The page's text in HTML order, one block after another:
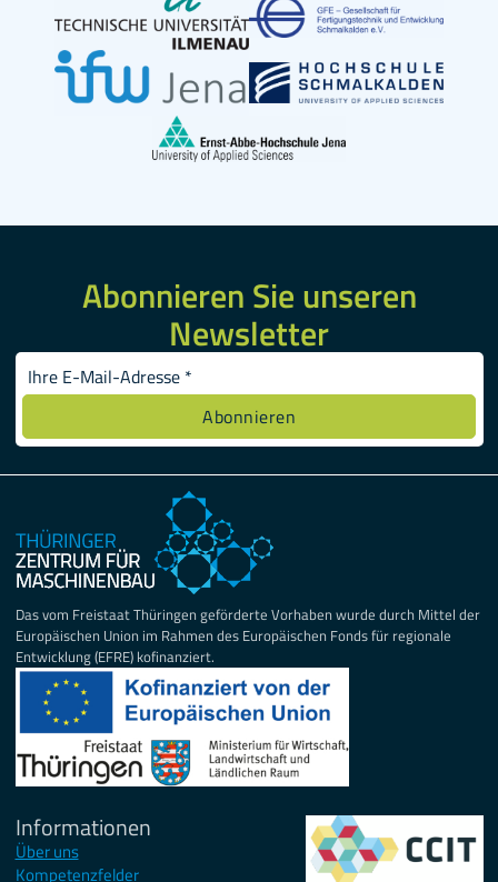
Abonnieren Sie unseren
Newsletter
Das vom Freistaat Thüringen geförderte Vorhaben wurde durch Mittel der
Europäischen Union im Rahmen des Europäischen Fonds für regionale
Entwicklung (EFRE) kofinanziert.
Informationen
Über uns
Kompetenzfelder